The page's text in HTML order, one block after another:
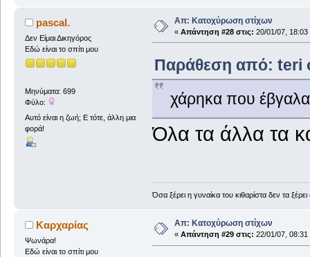
pascal.
Δεν Είμαι Δικηγόρος
Εδώ είναι το σπίτι μου
Μηνύματα: 699
Φύλο:
Αυτό είναι η ζωή; Ε τότε, άλλη μια
φορά!
Απ: Κατοχύρωση στίχων
« Απάντηση #28 στις: 20/01/07, 18:03
Παράθεση από: teri
χάρηκα που
Όλα τα άλλα τα
Όσα ξέρει η γυναίκα του κιθαρίστα δεν τα
Καρχαρίας
Ψωνάρα!
Εδώ είναι το σπίτι μου
Απ: Κατοχύρωση στίχων
« Απάντηση #29 στις: 22/01/07, 08:31